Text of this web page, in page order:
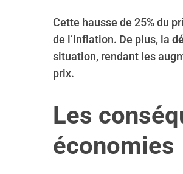
Cette hausse de 25% du
de l’inflation. De plus, la
situation, rendant les
prix.
Les
économies